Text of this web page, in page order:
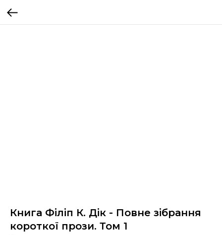
Книга Філіп К. Дік - Повне зібрання
короткої прози. Том 1